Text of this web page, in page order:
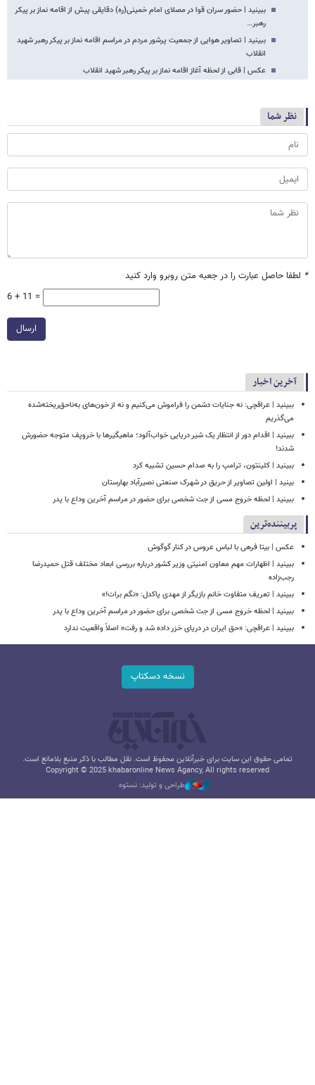
ببینید | حضور سران قوا در مصلای امام خمینی(ره) دقایقی پیش از اقامه نماز بر پیکر
رهبر…
ببینید | تصاویر هوایی از جمعیت پرشور مردم در مراسم اقامه نماز بر پیکر رهبر شهید
انقلاب
عکس | قابی از لحظه آغاز اقامه نماز بر پیکر رهبر شهید انقلاب
نظر شما
* لطفا حاصل عبارت را در جعبه متن روبرو وارد کنید
6 + 11 =
ارسال
آخرین اخبار
ببینید | عراقچی: نه جنایات دشمن را فراموش می‌کنیم و نه از خون‌های به‌ناحق‌ریخته‌شده
می‌گذریم
ببینید | اقدام دور از انتظار یک شیر دریایی خواب‌آلود؛ ماهیگیرها با خروپف متوجه حضورش
شدند!
ببینید | کلینتون، ترامپ را به صدام حسین تشبیه کرد
بینید | اولین تصاویر از حریق در شهرک صنعتی نصیرآباد بهارستان
ببینید | لحظه خروج مسی از جت شخصی برای حضور در مراسم آخرین وداع با پدر
پربیننده‌ترین
عکس | بیتا فرهی با لباس عروس در کنار گوگوش
ببینید | اظهارات مهم معاون امنیتی وزیر کشور درباره بررسی ابعاد مختلف قتل حمیدرضا
رجب‌زاده
ببینید | تعریف متفاوت خانم بازیگر از مهدی پاکدل: «نگم برات!»
ببینید | لحظه خروج مسی از جت شخصی برای حضور در مراسم آخرین وداع با پدر
ببینید | عراقچی: «حق ایران در دریای خزر داده شد و رفت» اصلاً واقعیت ندارد
نسخه دسکتاپ
تمامی حقوق این سایت برای خبرآنلاین محفوظ است. نقل مطالب با ذکر منبع بلامانع است.
Copyright © 2025 khabaronline News Agancy, All rights reserved
طراحی و تولید: نستوه